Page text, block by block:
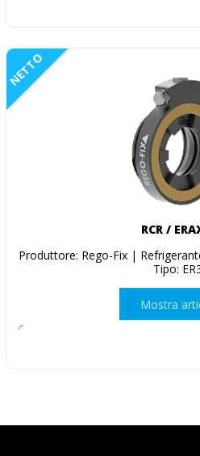
NETTO
RCR /
Produttore: Rego-Fix |
Tipo:
Mostra